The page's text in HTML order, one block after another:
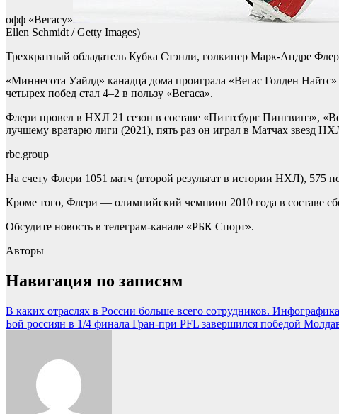
офф «Вегасу»
Ellen Schmidt / Getty Images)
Трехкратный обладатель Кубка Стэнли, голкипер Марк-Андре
«Миннесота Уайлд» канадца дома проиграла «Вегас Голден
четырех побед стал 4–2 в пользу «Вегаса».
Флери провел в НХЛ 21 сезон в составе «Питтсбург Пингвинз»,
лучшему вратарю лиги (2021), пять раз он играл в Матчах звезд
rbc.group
На счету Флери 1051 матч (второй результат в истории НХЛ), 575
Кроме того, Флери — олимпийский чемпион 2010 года в составе
Обсудите новость в телеграм-канале «РБК Спорт».
Авторы
Навигация по записям
В каких отраслях в России больше всего сотрудников.
Бой россиян в 1/4 финала Гран-при PFL завершился победой